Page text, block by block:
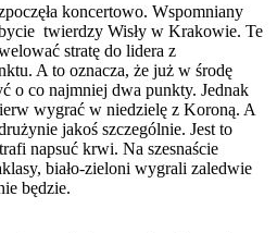
koncertowo. Wspomniany
twierdzy Wisły w Krakowie. Te
stratę do lidera z
A to oznacza, że już w środę
o co najmniej dwa punkty. Jednak
wygrać w niedzielę z Koroną. A
jakoś szczególnie. Jest to
napsuć krwi. Na szesnaście
biało-zieloni wygrali zaledwie
będzie.